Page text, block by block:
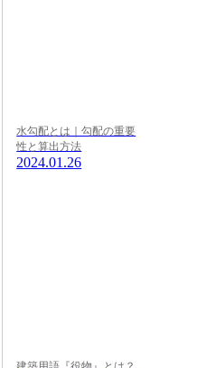
水勾配とは｜勾配の重要
性と算出方法
2024.01.26